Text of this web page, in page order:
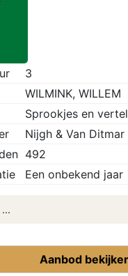
3
WILMINK, WILLEM
Sprookjes en
Nijgh & Van Ditmar
492
Een onbekend jaar
Aanbod